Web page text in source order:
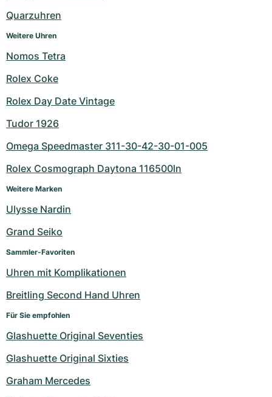
Quarzuhren
Weitere Uhren
Nomos Tetra
Rolex Coke
Rolex Day Date Vintage
Tudor 1926
Omega Speedmaster 311-30-42-30-01-005
Rolex Cosmograph Daytona 116500ln
Weitere Marken
Ulysse Nardin
Grand Seiko
Sammler-Favoriten
Uhren mit Komplikationen
Breitling Second Hand Uhren
Für Sie empfohlen
Glashuette Original Seventies
Glashuette Original Sixties
Graham Mercedes